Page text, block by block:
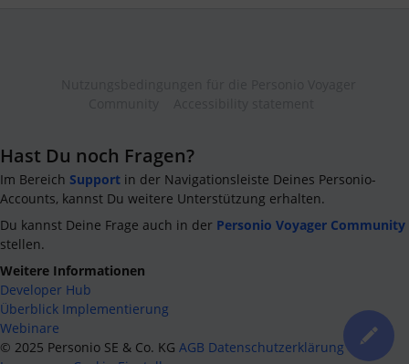
Hast Du noch Fragen?
Im Bereich Support in der Navigationsleiste Deines Personio-
Accounts, kannst Du weitere Unterstützung erhalten.
Du kannst Deine Frage auch in der Personio Voyager Community
stellen.
Weitere Informationen
Developer Hub
Überblick Implementierung
Webinare
© 2025 Personio SE & Co. KG AGB Datenschutzerklärung